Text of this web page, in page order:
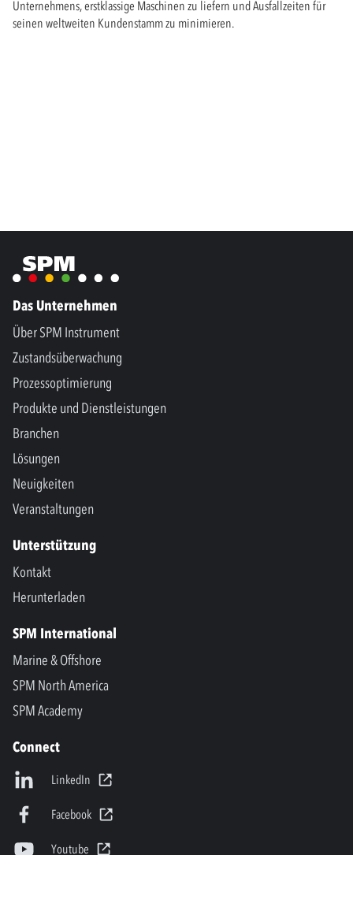
Unternehmens, erstklassige Maschinen zu liefern und Ausfallzeiten für
seinen weltweiten Kundenstamm zu minimieren.
Das Unternehmen
Über SPM Instrument
Zustandsüberwachung
Prozessoptimierung
Produkte und Dienstleistungen
Branchen
Lösungen
Neuigkeiten
Veranstaltungen
Unterstützung
Kontakt
Herunterladen
SPM International
Marine & Offshore
SPM North America
SPM Academy
Connect
LinkedIn
Facebook
Youtube